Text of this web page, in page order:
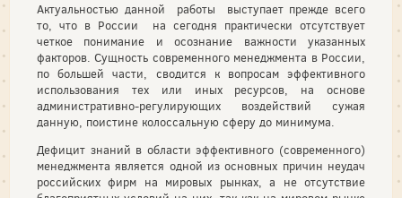
Актуальностью данной работы выступает прежде всего
то, что в России на сегодня практически отсутствует
четкое понимание и осознание важности указанных
факторов. Сущность современного менеджмента в России,
по большей части, сводится к вопросам эффективного
использования тех или иных ресурсов, на основе
административно-регулирующих воздействий сужая
данную, поистине колоссальную сферу до минимума.
Дефицит знаний в области эффективного (современного)
менеджмента является одной из основных причин неудач
российских фирм на мировых рынках, а не отсутствие